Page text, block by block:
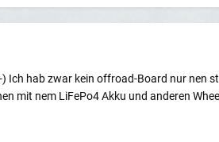
Ich hab zwar kein offroad-Board nur nen
mit nem LiFePo4 Akku und anderen